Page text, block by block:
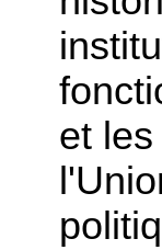
et